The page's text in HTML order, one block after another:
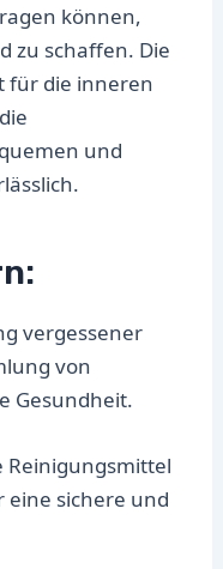
können,
zu schaffen. Die
für die inneren
und
vergessener
von
Gesundheit.
Reinigungsmittel
eine sichere und